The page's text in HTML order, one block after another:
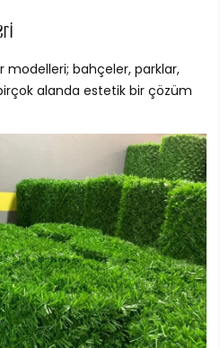
modelleri; bahçeler, parklar,
alanda estetik bir çözüm